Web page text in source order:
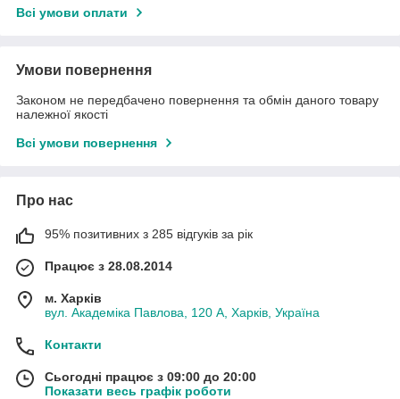
Всі умови оплати
Умови повернення
Законом не передбачено повернення та обмін даного товару
належної якості
Всі умови повернення
Про нас
95% позитивних з 285 відгуків за рік
Працює з 28.08.2014
м. Харків
вул. Академіка Павлова, 120 А, Харків, Україна
Контакти
Сьогодні працює з 09:00 до 20:00
Показати весь графік роботи